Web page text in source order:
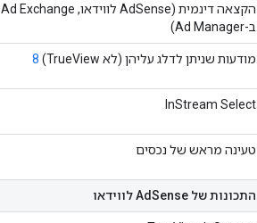
הקצאה דינמית (AdSense לווידאו, Ad Exchange
ב-Ad Manager)
מודעות שניתן לדלג עליהן (לא TrueView)
8
InStream Select
טעינה מראש של נכסים
התכונות של AdSense לווידאו